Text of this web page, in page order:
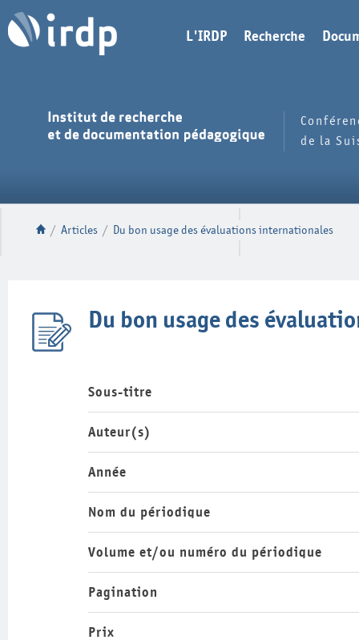
L'IRDP Recherche
de la
/ Articles / Du bon usage des évaluations internationales
Du bon usage des
Sous-titre
Auteur(s)
Année
Nom du périodique
Volume et/ou numéro du périodique
Pagination
Prix